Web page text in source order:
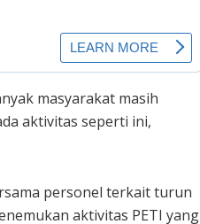
masyarakat masih
aktivitas seperti ini,
personel terkait turun
aktivitas PETI yang